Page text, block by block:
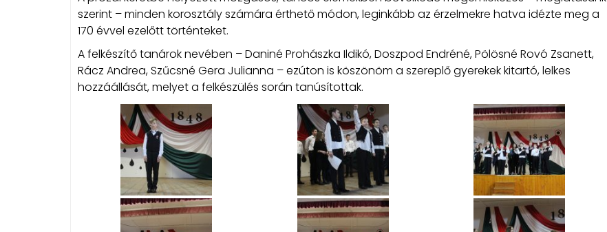
szerint – minden korosztály számára érthető módon, leginkább az érzelmekre hatva idézte meg a
170 évvel ezelőtt történteket.
A felkészítő tanárok nevében – Daniné Prohászka Ildikó, Doszpod Endréné, Pölösné Rovó Zsanett,
Rácz Andrea, Szűcsné Gera Julianna – ezúton is köszönöm a szereplő gyerekek kitartó, lelkes
hozzáállását, melyet a felkészülés során tanúsítottak.